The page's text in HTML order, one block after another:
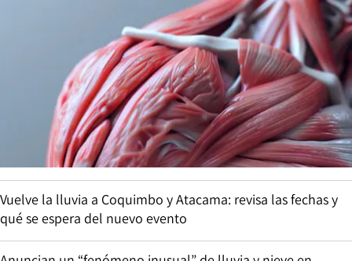
Vuelve la lluvia a Coquimbo y Atacama: revisa las fechas y
qué se espera del nuevo evento